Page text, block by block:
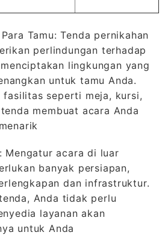
Tamu: Tenda pernikahan
perlindungan terhadap
lingkungan yang
untuk tamu Anda.
fasilitas seperti meja, kursi,
membuat acara Anda
Mengatur acara di luar
banyak persiapan,
dan infrastruktur.
Anda tidak perlu
layanan akan
untuk Anda